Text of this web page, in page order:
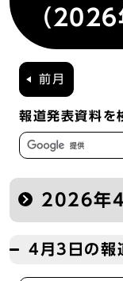
（2026
前月
報道発表資料を
2026年4
4月3日の報